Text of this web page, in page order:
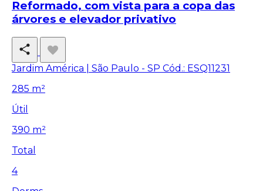
Reformado, com vista para a copa das
árvores e elevador privativo
Jardim América | São Paulo - SP Cód.: ESQ11231
285 m²
Útil
390 m²
Total
4